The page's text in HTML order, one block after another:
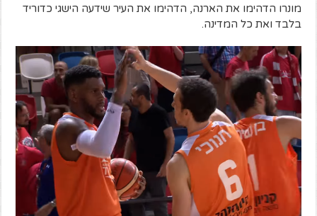
מונרו הדהימו את הארנה, הדהימו את העיר שידעה הישגי כדוריד
בלבד ואת כל המדינה.